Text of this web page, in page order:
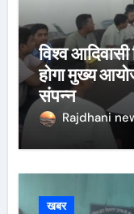
विश्व
होगा मुख्य
संपन्न
Rajdhani
खबर